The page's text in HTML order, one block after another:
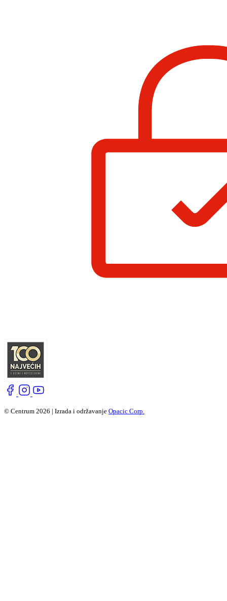
© Centrum 2026 | Izrada i održavanje Opacic Corp.